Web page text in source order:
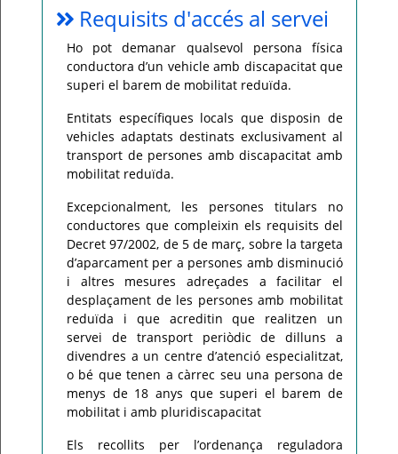
Requisits d'accés al servei
Ho pot demanar qualsevol persona física
conductora d’un vehicle amb discapacitat que
superi el barem de mobilitat reduïda.
Entitats específiques locals que disposin de
vehicles adaptats destinats exclusivament al
transport de persones amb discapacitat amb
mobilitat reduïda.
Excepcionalment, les persones titulars no
conductores que compleixin els requisits del
Decret 97/2002, de 5 de març, sobre la targeta
d’aparcament per a persones amb disminució
i altres mesures adreçades a facilitar el
desplaçament de les persones amb mobilitat
reduïda i que acreditin que realitzen un
servei de transport periòdic de dilluns a
divendres a un centre d’atenció especialitzat,
o bé que tenen a càrrec seu una persona de
menys de 18 anys que superi el barem de
mobilitat i amb pluridiscapacitat
Els recollits per l’ordenança reguladora